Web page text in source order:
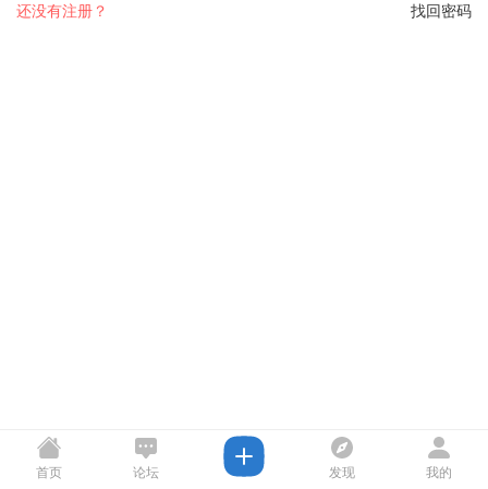
找回密码
还没有注册？
首页 论坛 发现 我的